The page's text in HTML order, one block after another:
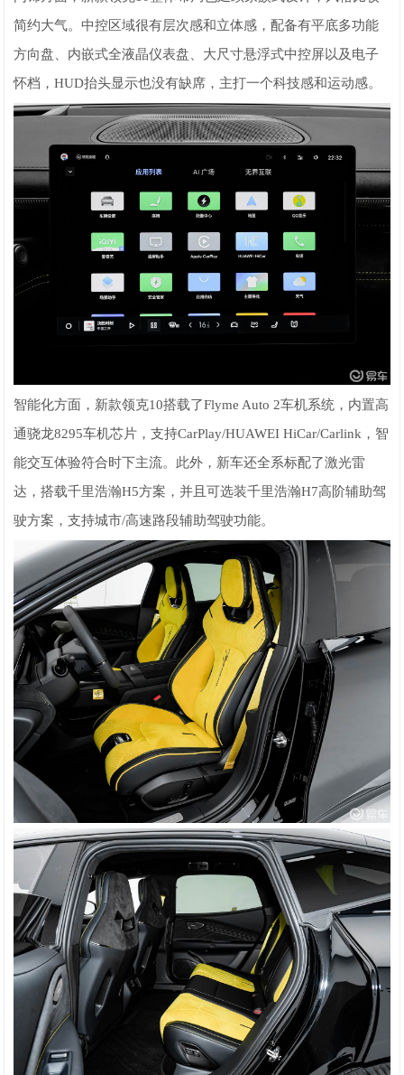
简约大气。中控区域很有层次感和立体感，配备有平底多功能
方向盘、内嵌式全液晶仪表盘、大尺寸悬浮式中控屏以及电子
怀档，HUD抬头显示也没有缺席，主打一个科技感和运动感。
智能化方面，新款领克10搭载了Flyme Auto 2车机系统，内置高
通骁龙8295车机芯片，支持CarPlay/HUAWEI HiCar/Carlink，智
能交互体验符合时下主流。此外，新车还全系标配了激光雷
达，搭载千里浩瀚H5方案，并且可选装千里浩瀚H7高阶辅助驾
驶方案，支持城市/高速路段辅助驾驶功能。